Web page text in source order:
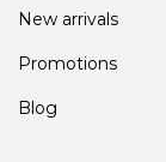
New arrivals
Promotions
Blog